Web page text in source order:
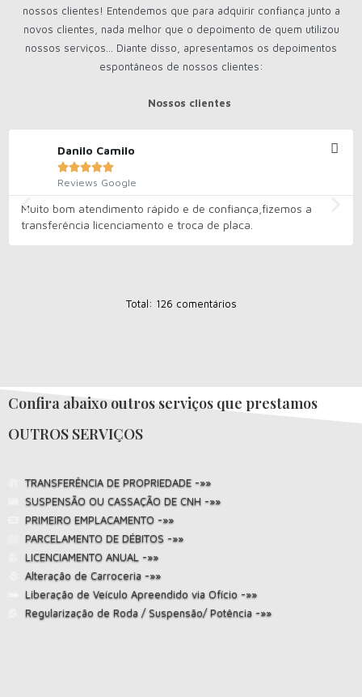
nossos clientes! Entendemos que para adquirir confiança junto a
novos clientes, nada melhor que o depoimento de quem utilizou
nossos serviços... Diante disso, apresentamos os depoimentos
espontâneos de nossos clientes:
Nossos clientes
Danilo Camilo

Reviews Google
Muito bom atendimento rápido e de confiança,fizemos a
transferência licenciamento e troca de placa.
Total: 126 comentários
Confira abaixo outros serviços que prestamos
OUTROS SERVIÇOS
TRANSFERÊNCIA DE PROPRIEDADE -»»
SUSPENSÃO OU CASSAÇÃO DE CNH -»»
PRIMEIRO EMPLACAMENTO -»»
PARCELAMENTO DE DÉBITOS -»»
LICENCIAMENTO ANUAL -»»
Alteração de Carroceria -»»
Liberação de Veículo Apreendido via Ofício -»»
Regularização de Roda / Suspensão/ Potência -»»